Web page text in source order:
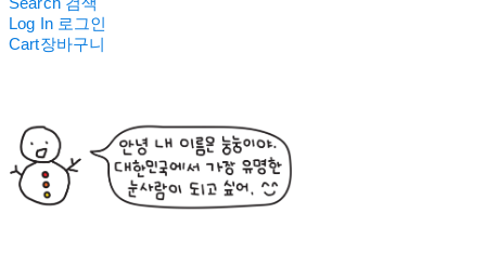
Log In 로그인
Cart장바구니